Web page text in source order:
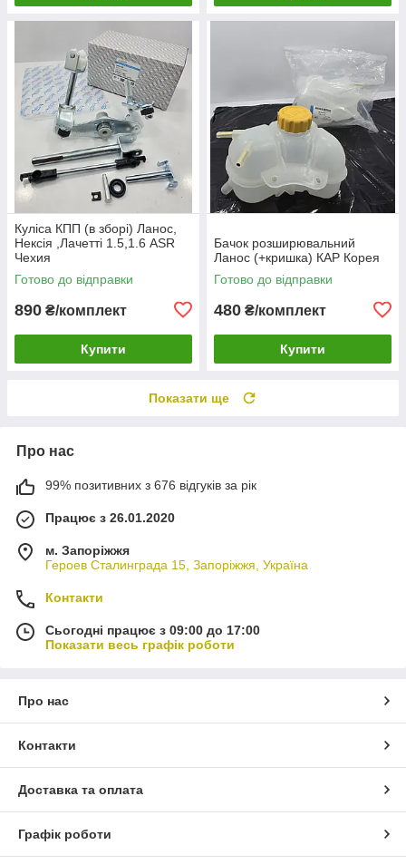
Куліса КПП (в зборі) Ланос,
Нексія ,Лачетті 1.5,1.6 ASR
Чехия
Готово до відправки
890 ₴/комплект
Купити
Бачок розширювальний
Ланос (+кришка) КАР Корея
Готово до відправки
480 ₴/комплект
Купити
Показати ще
Про нас
99% позитивних з 676 відгуків за рік
Працює з 26.01.2020
м. Запоріжжя
Героев Сталинграда 15, Запоріжжя, Україна
Контакти
Сьогодні працює з 09:00 до 17:00
Показати весь графік роботи
Про нас
Контакти
Доставка та оплата
Графік роботи